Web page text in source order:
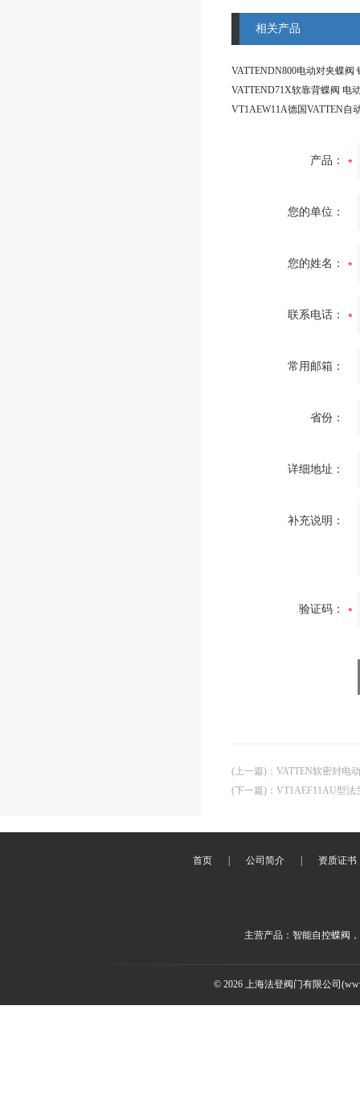
相关产品
产品：
您的单位：
您的姓名：
联系电话：
常用邮箱：
省份：
详细地址：
补充说明：
验证码：
(上一篇) ： VATTEN软密封电
(下一篇) ： VT1AEF11AU型法
首页 公司简介 资质证书
主营产品：智能自控蝶阀
© 2026 上海法登阀门有限公司